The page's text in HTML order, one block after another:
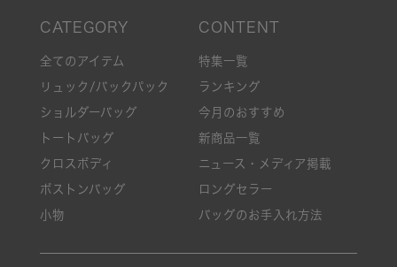
全てのアイテム
リュック/バックパック
ショルダーバッグ
トートバッグ
クロスボディ
ボストンバッグ
小物
特集一覧
ランキング
今月のおすすめ
新商品一覧
ニュース・メディア掲載
ロングセラー
バッグのお手入れ方法